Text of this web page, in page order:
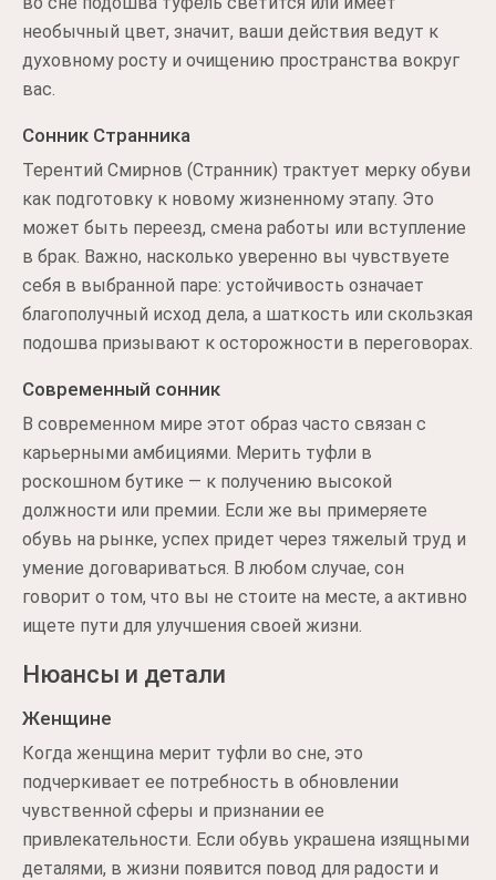
необычный цвет, значит, ваши действия ведут к
духовному росту и очищению пространства вокруг
вас.
Сонник Странника
Терентий Смирнов (Странник) трактует мерку обуви
как подготовку к новому жизненному этапу. Это
может быть переезд, смена работы или вступление
в брак. Важно, насколько уверенно вы чувствуете
себя в выбранной паре: устойчивость означает
благополучный исход дела, а шаткость или скользкая
подошва призывают к осторожности в переговорах.
Современный сонник
В современном мире этот образ часто связан с
карьерными амбициями. Мерить туфли в
роскошном бутике — к получению высокой
должности или премии. Если же вы примеряете
обувь на рынке, успех придет через тяжелый труд и
умение договариваться. В любом случае, сон
говорит о том, что вы не стоите на месте, а активно
ищете пути для улучшения своей жизни.
Нюансы и детали
Женщине
Когда женщина мерит туфли во сне, это
подчеркивает ее потребность в обновлении
чувственной сферы и признании ее
привлекательности. Если обувь украшена изящными
деталями, в жизни появится повод для радости и